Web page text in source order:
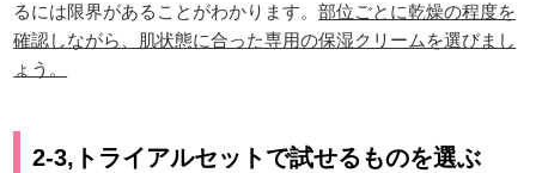
るには限界があることがわかります。部位ごとに乾燥の程度を
確認しながら、肌状態に合った専用の保湿クリームを選びまし
ょう。
2-3,トライアルセットで試せるものを選ぶ